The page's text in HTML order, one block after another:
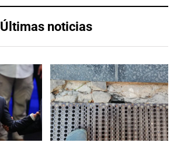
Últimas noticias